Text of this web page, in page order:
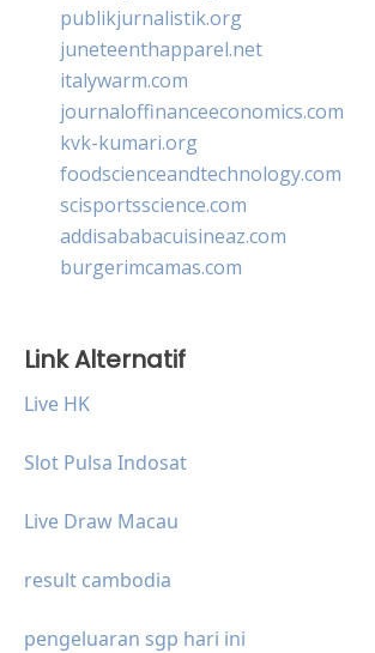
publikjurnalistik.org
juneteenthapparel.net
italywarm.com
journaloffinanceeconomics.com
kvk-kumari.org
foodscienceandtechnology.com
scisportsscience.com
addisababacuisineaz.com
burgerimcamas.com
Link Alternatif
Live HK
Slot Pulsa Indosat
Live Draw Macau
result cambodia
pengeluaran sgp hari ini